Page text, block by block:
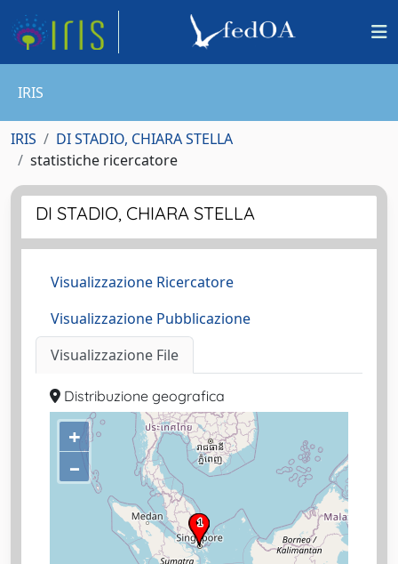
IRIS
IRIS
DI STADIO, CHIARA STELLA
statistiche ricercatore
DI STADIO, CHIARA STELLA
Visualizzazione Ricercatore
Visualizzazione Pubblicazione
Visualizzazione File
Distribuzione geografica
+
–